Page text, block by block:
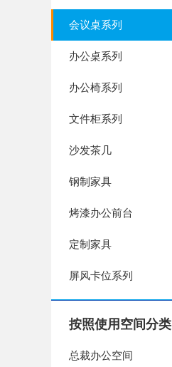
会议桌系列
办公桌系列
办公椅系列
文件柜系列
沙发茶几
钢制家具
烤漆办公前台
定制家具
屏风卡位系列
按照使用空间分类
总裁办公空间